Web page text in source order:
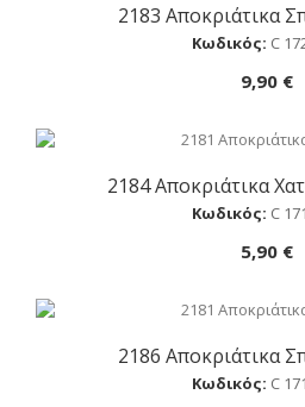
Αγορά
2183 Αποκριάτικα
Κωδικός: C
9,90 €
Αγορά
2184 Αποκριάτικα
Κωδικός: C
5,90 €
Αγορά
2186 Αποκριάτικα
Κωδικός: C